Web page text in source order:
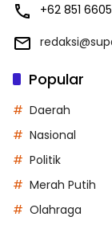
+62 851
Popular
Daerah
Nasional
Politik
Merah Putih
Olahraga